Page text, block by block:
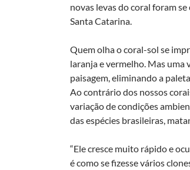
novas levas do coral foram
Santa Catarina.
Quem olha o coral-sol se
laranja e vermelho. Mas
paisagem, eliminando a
Ao contrário dos nossos
variação de condições
das espécies brasileiras,
“Ele cresce muito rápido e
é como se fizesse vários